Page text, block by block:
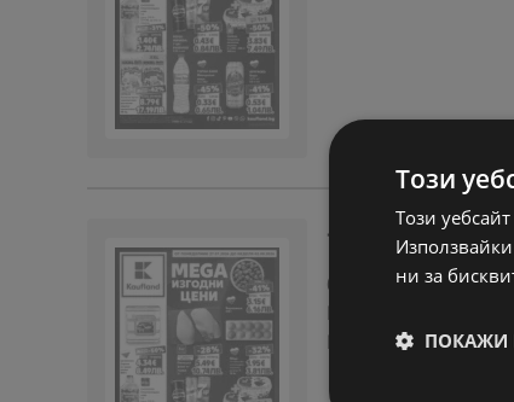
Топ оферти в
брошура вече не е
Изтекла валидност
На разстояние:
Този
Този
ни за
ПОКАЖИ